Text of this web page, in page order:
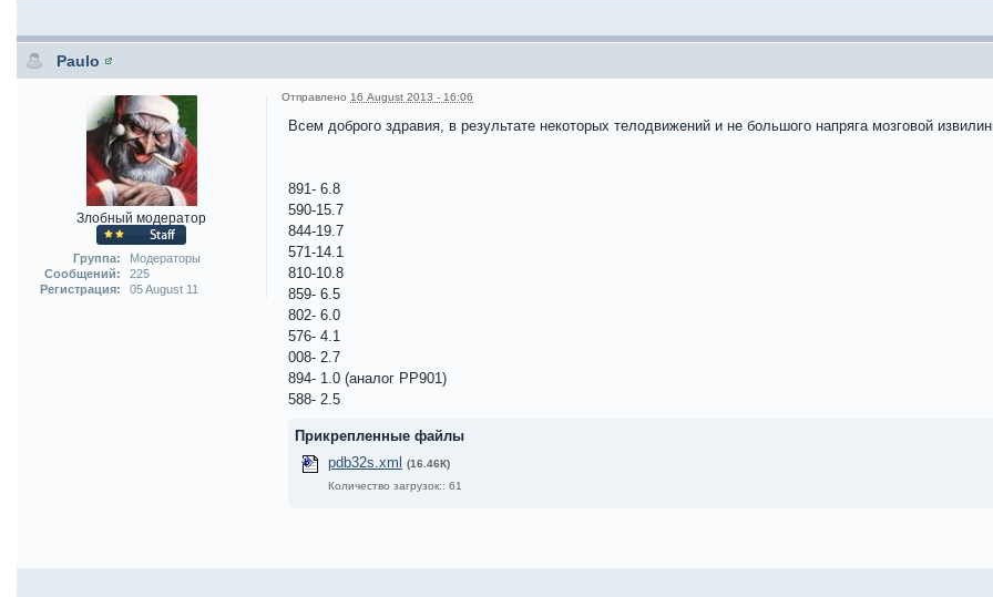
Paulo
Злобный модератор
Группа:
Модераторы
Сообщений:
225
Регистрация:
05 August 11
Отправлено 16 August 2013 - 16:06
Всем доброго здравия, в результате некоторых телодвижений и не большого напряга мозговой
891- 6.8
590-15.7
844-19.7
571-14.1
810-10.8
859- 6.5
802- 6.0
576- 4.1
008- 2.7
894- 1.0 (аналог РР901)
588- 2.5
Прикрепленные файлы
pdb32s.xml
(16.46К)
Количество загрузок:: 61